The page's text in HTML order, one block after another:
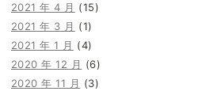
2021 年 4 月 (15)
2021 年 3 月 (1)
2021 年 1 月 (4)
2020 年 12 月 (6)
2020 年 11 月 (3)